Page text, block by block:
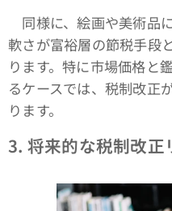
同様に、絵画や美術品
軟さが富裕層の節税手段
ります。特に市場価格と
るケースでは、税制改正
ります。
3. 将来的な税制改正